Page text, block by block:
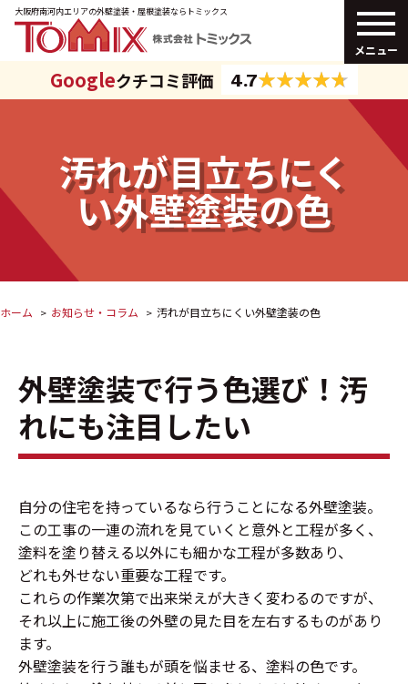
大阪府南河内エリアの外壁塗装・ 屋根塗装ならトミックス
メニュー
Googleクチコミ評価 4.7
汚れが目立ちにく
い外壁塗装の色
ホーム お知らせ・コラム 汚れが目立ちにくい外壁塗装の色
外壁塗装で行う色選び！汚
れにも注目したい
自分の住宅を持っているなら行うことになる外壁塗装。
この工事の一連の流れを見ていくと意外と工程が多く、
塗料を塗り替える以外にも細かな工程が多数あり、
どれも外せない重要な工程です。
これらの作業次第で出来栄えが大きく変わるのですが、
それ以上に施工後の外壁の見た目を左右するものがあり
ます。
外壁塗装を行う誰もが頭を悩ませる、塗料の色です。